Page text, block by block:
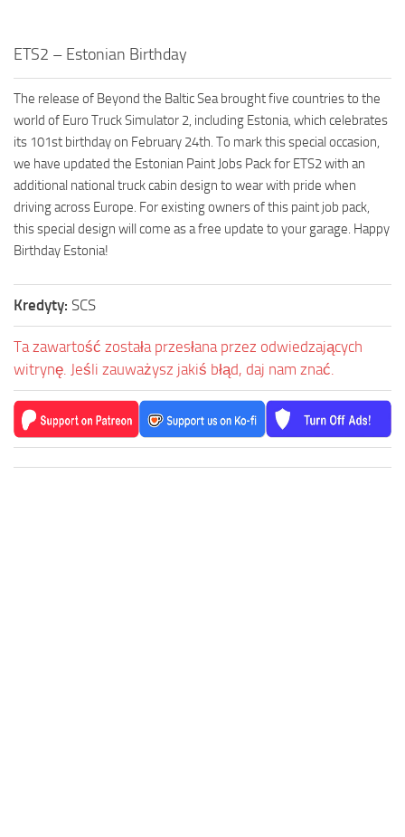
ETS2 – Estonian Birthday
The release of Beyond the Baltic Sea brought five countries to the
world of Euro Truck Simulator 2, including Estonia, which celebrates
its 101st birthday on February 24th. To mark this special occasion,
we have updated the Estonian Paint Jobs Pack for ETS2 with an
additional national truck cabin design to wear with pride when
driving across Europe. For existing owners of this paint job pack,
this special design will come as a free update to your garage. Happy
Birthday Estonia!
Kredyty: SCS
Ta zawartość została przesłana przez odwiedzających
witrynę. Jeśli zauważysz jakiś błąd, daj nam znać.